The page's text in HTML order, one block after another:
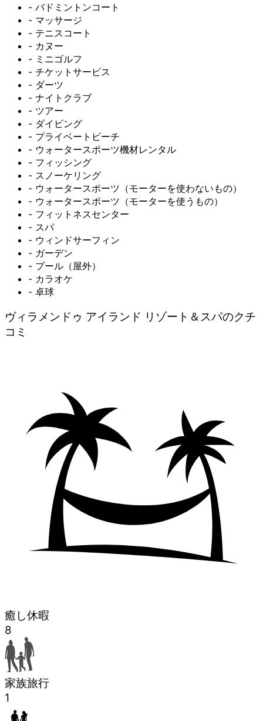
- バドミントンコート
- マッサージ
- テニスコート
- カヌー
- ミニゴルフ
- チケットサービス
- ダーツ
- ナイトクラブ
- ツアー
- ダイビング
- プライベートビーチ
- ウォータースポーツ機材レンタル
- フィッシング
- スノーケリング
- ウォータースポーツ（モーターを使わないもの）
- ウォータースポーツ（モーターを使うもの）
- フィットネスセンター
- スパ
- ウィンドサーフィン
- ガーデン
- プール（屋外）
- カラオケ
- 卓球
ヴィラメンドゥ アイランド リゾート＆スパのクチ
コミ
癒し休暇
8
家族旅行
1